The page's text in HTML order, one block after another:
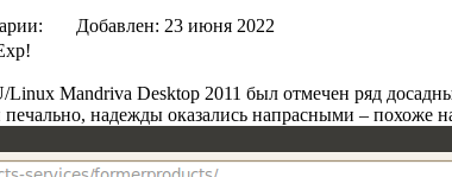
Добавлен: 23 июня 2022
Linux Mandriva Desktop 2011 был отмечен ряд
надежды оказались напрасными – похоже